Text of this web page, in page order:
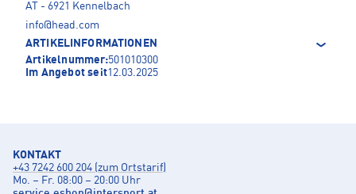
AT - 6921 Kennelbach
info@head.com
ARTIKELINFORMATIONEN
Artikelnummer:501010300
Im Angebot seit12.03.2025
KONTAKT
+43 7242 600 204 (zum Ortstarif)
Mo. – Fr. 08:00 – 20:00 Uhr